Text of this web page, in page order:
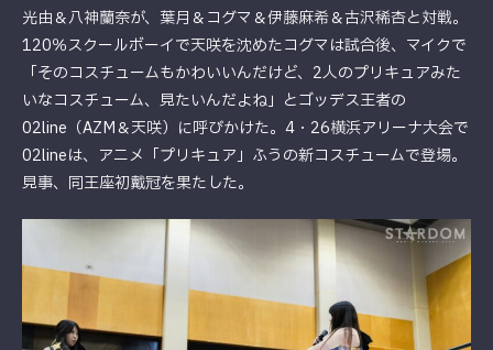
光由＆八神蘭奈が、葉月＆コグマ＆伊藤麻希＆古沢稀杏と対戦。
120％スクールボーイで天咲を沈めたコグマは試合後、マイクで
「そのコスチュームもかわいいんだけど、2人のプリキュアみた
いなコスチューム、見たいんだよね」とゴッデス王者の
02line（AZM＆天咲）に呼びかけた。4・26横浜アリーナ大会で
02lineは、アニメ「プリキュア」ふうの新コスチュームで登場。
見事、同王座初戴冠を果たした。